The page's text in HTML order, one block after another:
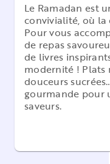
Le Ramadan est
convivialité, où
Pour vous
de repas
de livres
modernité ! Plats
douceurs
gourmande pour
saveurs.